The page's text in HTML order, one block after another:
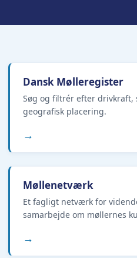
Dansk Mølleregister
Søg og filtrér efter drivkraft,
geografisk placering.
→
Møllenetværk
Et fagligt netværk for
samarbejde om møllernes
→